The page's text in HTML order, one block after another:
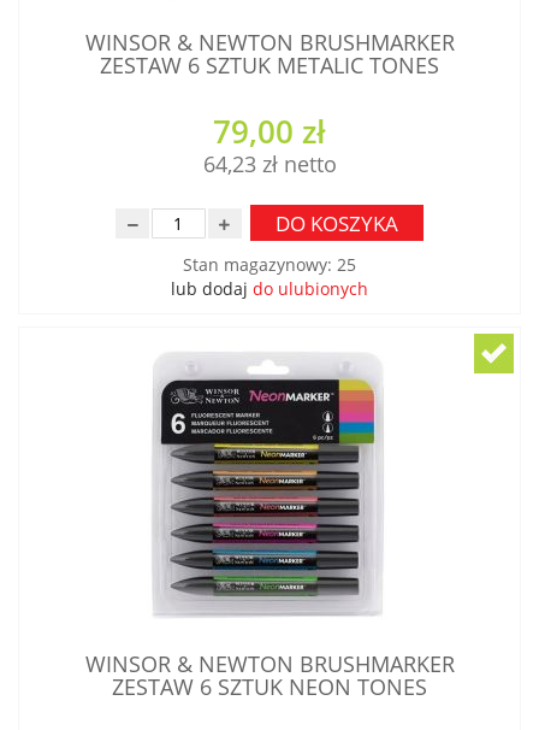
WINSOR & NEWTON BRUSHMARKER
ZESTAW 6 SZTUK METALIC TONES
79,00 zł
64,23 zł
DO KOSZYKA
Stan magazynowy: 25
lub dodaj do ulubionych
WINSOR & NEWTON BRUSHMARKER
ZESTAW 6 SZTUK NEON TONES